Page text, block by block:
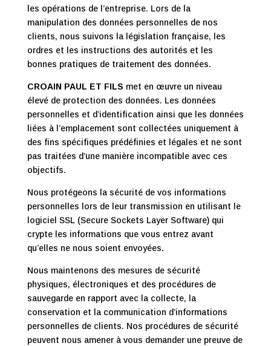
les opérations de l’entreprise. Lors de la
manipulation des données personnelles de nos
clients, nous suivons la législation française, les
ordres et les instructions des autorités et les
bonnes pratiques de traitement des données.
CROAIN PAUL ET FILS met en œuvre un niveau
élevé de protection des données. Les données
personnelles et d’identification ainsi que les données
liées à l’emplacement sont collectées uniquement à
des fins spécifiques prédéfinies et légales et ne sont
pas traitées d’une manière incompatible avec ces
objectifs.
Nous protégeons la sécurité de vos informations
personnelles lors de leur transmission en utilisant le
logiciel SSL (Secure Sockets Layer Software) qui
crypte les informations que vous entrez avant
qu’elles ne nous soient envoyées.
Nous maintenons des mesures de sécurité
physiques, électroniques et des procédures de
sauvegarde en rapport avec la collecte, la
conservation et la communication d’informations
personnelles de clients. Nos procédures de sécurité
peuvent nous amener à vous demander une preuve de